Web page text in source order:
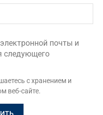
почты и
следующего
с хранением и
веб-сайте.